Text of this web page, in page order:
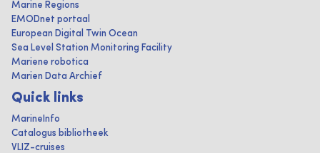
Marine Regions
EMODnet portaal
European Digital Twin Ocean
Sea Level Station Monitoring Facility
Mariene robotica
Marien Data Archief
Quick links
MarineInfo
Catalogus bibliotheek
VLIZ-cruises